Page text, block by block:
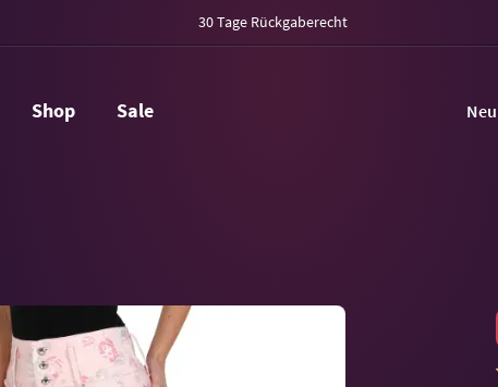
30 Tage Rückgaberecht
Shop Sale